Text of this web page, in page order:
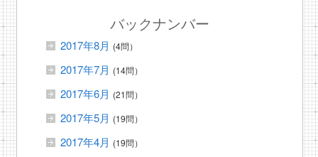
バックナンバー
2017年8月 (4問）
2017年7月 (14問）
2017年6月 (21問）
2017年5月 (19問）
2017年4月 (19問）